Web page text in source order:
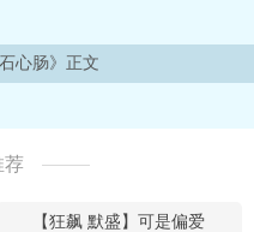
惊恐的看着男人在对面发疯。
你来国防部偷偷找过我，这是
记得。1.东南亚军政权谋暗黑
心肠》正文
荐
【狂飙 默盛】可是偏爱